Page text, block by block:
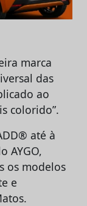
marca
das
ao
colorido”.
até à
AYGO,
os modelos
e